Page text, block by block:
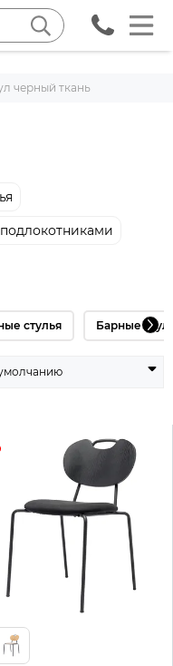
черный ткань
стулья Барные